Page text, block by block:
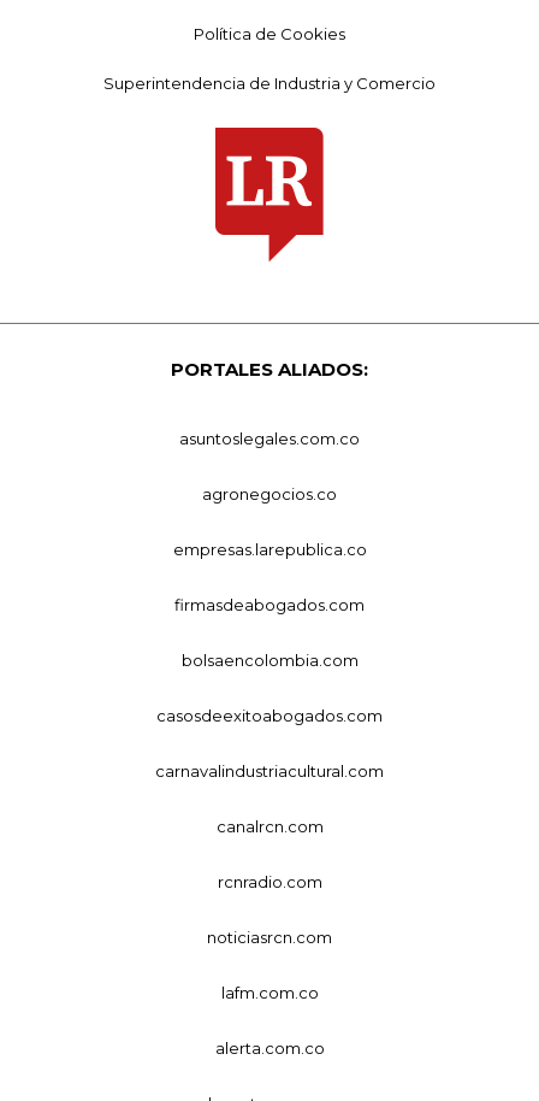
Política de Cookies
Superintendencia de Industria y Comercio
PORTALES ALIADOS:
asuntoslegales.com.co
agronegocios.co
empresas.larepublica.co
firmasdeabogados.com
bolsaencolombia.com
casosdeexitoabogados.com
carnavalindustriacultural.com
canalrcn.com
rcnradio.com
noticiasrcn.com
lafm.com.co
alerta.com.co